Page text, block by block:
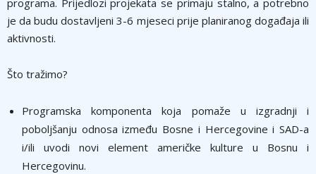
je da budu dostavljeni 3-6 mjeseci prije planiranog događaja ili
aktivnosti.
Što tražimo?
Programska komponenta koja pomaže u izgradnji i
poboljšanju odnosa između Bosne i Hercegovine i SAD-a
i/ili uvodi novi element američke kulture u Bosnu i
Hercegovinu.